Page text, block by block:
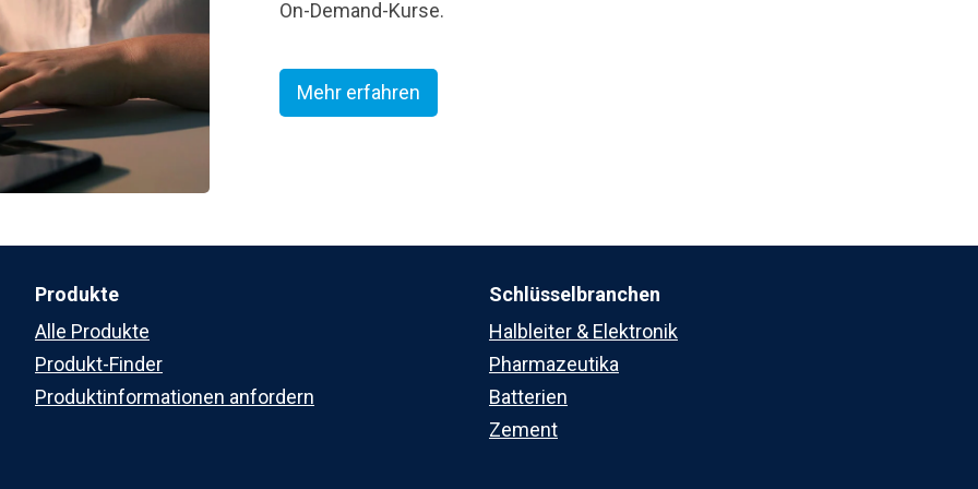
On-Demand-Kurse.
Mehr erfahren
Produkte
Alle Produkte
Produkt-Finder
Produktinformationen anfordern
Schlüsselbranchen
Halbleiter & Elektronik
Pharmazeutika
Batterien
Zement